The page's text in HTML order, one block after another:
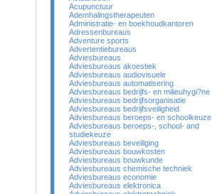
Acupunctuur
Ademhalingstherapeuten
Administratie- en boekhoudkantoren
Adressenbureaus
Adventure sports
Advertentiebureaus
Adviesbureaus
Adviesbureaus akoestiek
Adviesbureaus audiovisuele
Adviesbureaus automatisering
Adviesbureaus bedrijfs- en milieuhygi?ne
Adviesbureaus bedrijfsorganisatie
Adviesbureaus bedrijfsveiligheid
Adviesbureaus beroeps- en schoolkeuze
Adviesbureaus beroeps-, school- and
studiekeuze
Adviesbureaus beveiliging
Adviesbureaus bouwkosten
Adviesbureaus bouwkunde
Adviesbureaus chemische techniek
Adviesbureaus economie
Adviesbureaus elektronica